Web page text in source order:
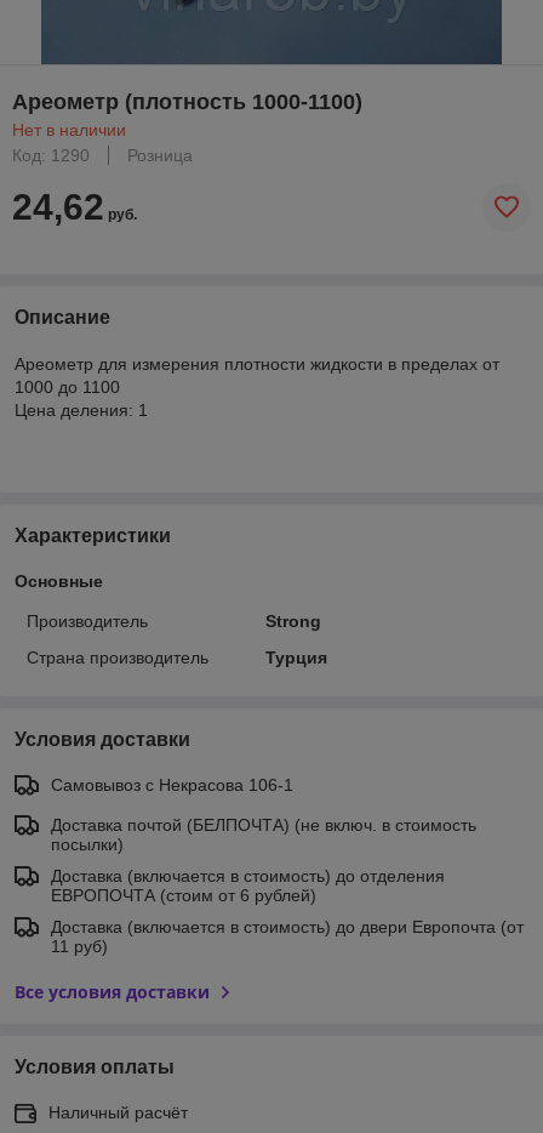
Ареометр (плотность 1000-1100)
Нет в наличии
Код: 1290
Розница
24,62 руб.
Описание
Ареометр для измерения плотности жидкости в пределах от
1000 до 1100
Цена деления: 1
Характеристики
Основные
Производитель
Strong
Страна производитель
Турция
Условия доставки
Самовывоз c Некрасова 106-1
Доставка почтой (БЕЛПОЧТА) (не включ. в стоимость
посылки)
Доставка (включается в стоимость) до отделения
ЕВРОПОЧТА (стоим от 6 рублей)
Доставка (включается в стоимость) до двери Европочта (от
11 руб)
Все условия доставки
Условия оплаты
Наличный расчёт